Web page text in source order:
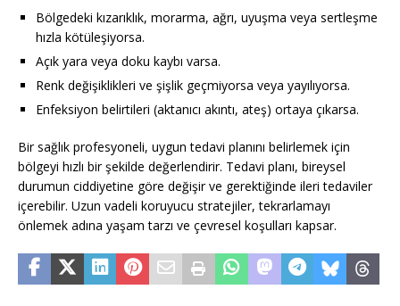
Bölgedeki kızarıklık, morarma, ağrı, uyuşma veya sertleşme
hızla kötüleşiyorsa.
Açık yara veya doku kaybı varsa.
Renk değişiklikleri ve şişlik geçmiyorsa veya yayılıyorsa.
Enfeksiyon belirtileri (aktanıcı akıntı, ateş) ortaya çıkarsa.
Bir sağlık profesyoneli, uygun tedavi planını belirlemek için
bölgeyi hızlı bir şekilde değerlendirir. Tedavi planı, bireysel
durumun ciddiyetine göre değişir ve gerektiğinde ileri tedaviler
içerebilir. Uzun vadeli koruyucu stratejiler, tekrarlamayı
önlemek adına yaşam tarzı ve çevresel koşulları kapsar.